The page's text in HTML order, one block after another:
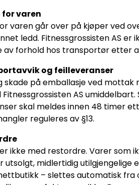
for varen
varen går over på kjøper ved
ledd. Fitnessgrossisten AS
av forhold hos transportør etter
og feilleveranser
skade på emballasje ved
AS umiddelbart.
skal meldes innen 48 timer
reguleres av §13.
ikke med restordre. Varer som
utsolgt, midlertidig utilgjengelige
– slettes automatisk fra